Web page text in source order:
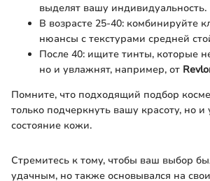
выделят вашу индивидуальность.
В возрасте 25-40: комбинируйте
нюансы с текстурами средней
После 40: ищите тинты, которые
но и увлажнят, например, от
Помните, что подходящий подбор
только подчеркнуть вашу красоту, но и
состояние кожи.
Стремитесь к тому, чтобы ваш выбор
удачным, но также основывался на